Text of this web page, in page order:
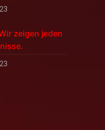
zeigen jeden